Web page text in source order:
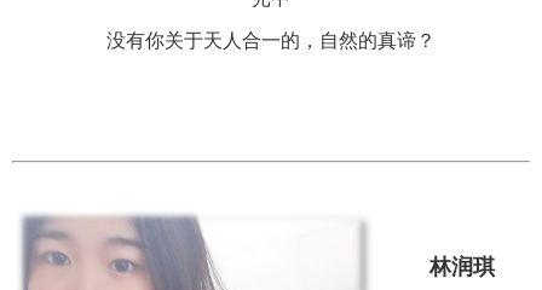
没有你关于天人合一的，自然的真谛？
林润琪